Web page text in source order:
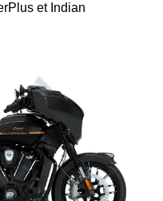
et Indian